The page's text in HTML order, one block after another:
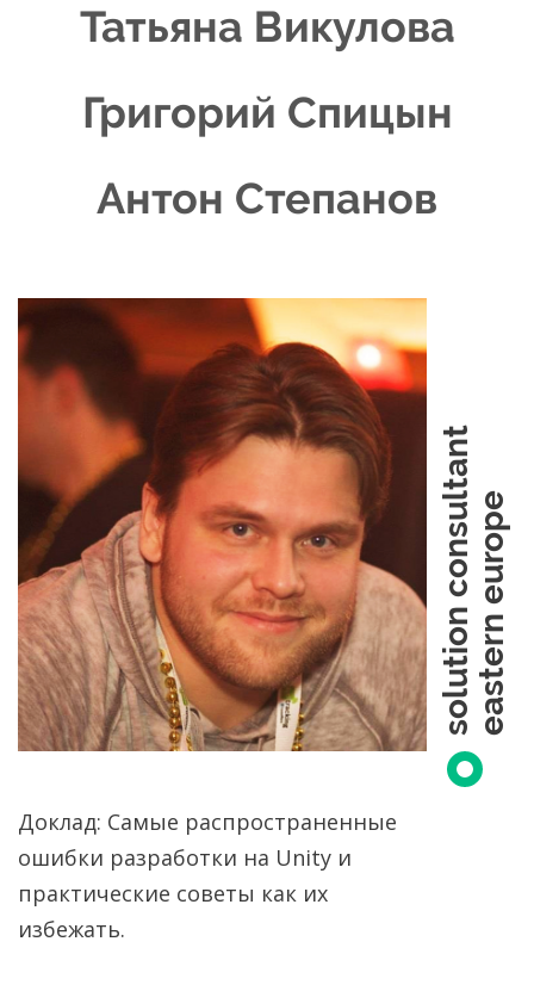
Татьяна Викулова
Григорий Спицын
Антон Степанов
solution consultanteastern europe
Доклад: Самые распространенные
ошибки разработки на Unity и
практические советы как их
избежать.